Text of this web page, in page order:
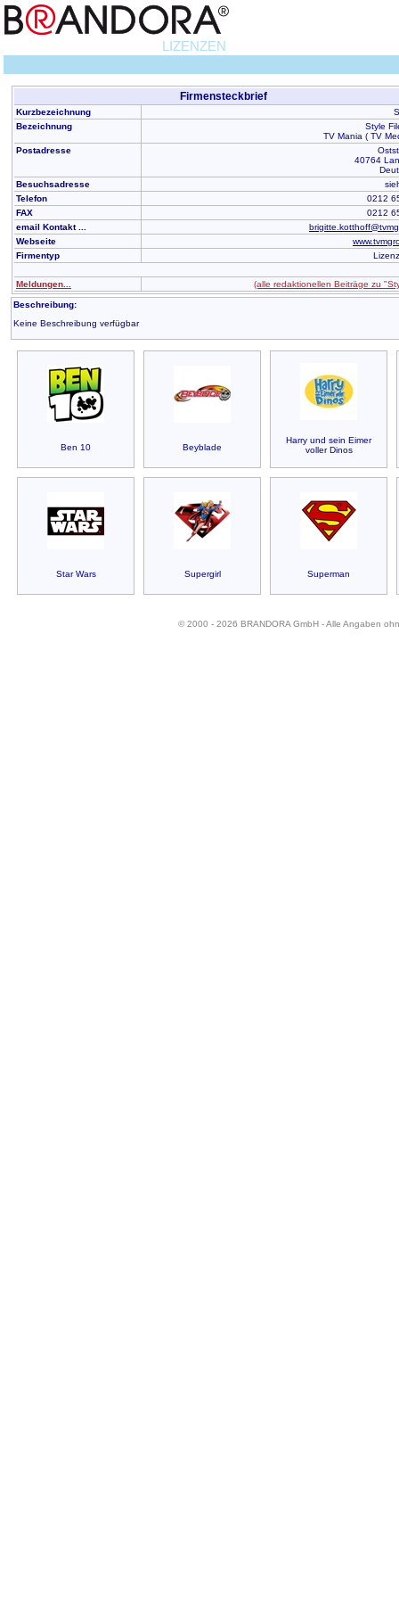
LIZENZEN
Firmensteckbrief
Kurzbezeichnung
Bezeichnung
Style
TV Mania ( TV
Postadresse
40764
Besuchsadresse
Telefon
0212
FAX
0212
email Kontakt ...
Webseite
Firmentyp
Meldungen... (alle redaktionellen Beiträge zu
Beschreibung:
Keine Beschreibung verfügbar
Ben 10 Beyblade
Harry und sein Eimer
voller Dinos
Star Wars Supergirl Superman
© 2000 - 2026 BRANDORA GmbH - Alle Angaben